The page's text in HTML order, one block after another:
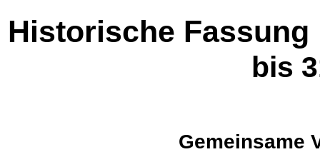
Historische Fassung
bis
Gemeinsame